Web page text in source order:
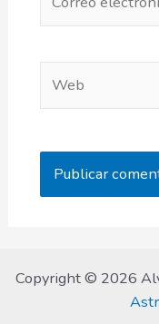
electrónico*
Copyright © 2026